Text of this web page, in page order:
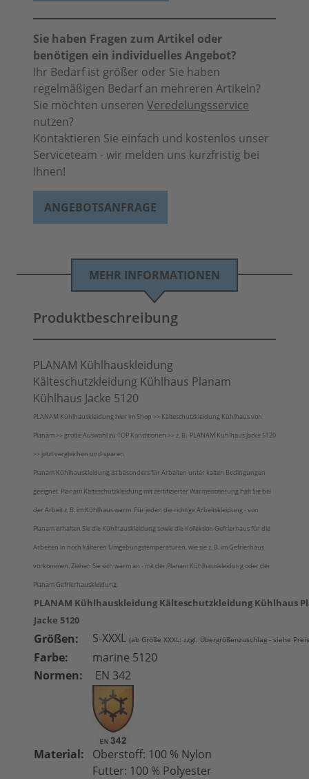
Sie haben Fragen zum Artikel oder
benötigen ein individuelles Angebot?
Ihr Bedarf ist größer oder Sie haben
regelmäßigen Bedarf an mehreren Artikeln?
Sie möchten unseren Veredelungsservice
nutzen?
Kontaktieren Sie einfach und kostenlos unser
Serviceteam - wir melden uns kurzfristig bei
Ihnen!
ANGEBOTSANFRAGE
MEHR INFORMATIONEN
Produktbeschreibung
PLANAM Kühlhauskleidung
Kälteschutzkleidung Kühlhaus Planam
Kühlhaus Jacke 5120
PLANAM Kühlhauskleidung hier im Shop >> Kälteschutzkleidung Kühlhaus von
Planam >> große Auswahl zu TOP Konditionen >> z. B. PLANAM Kühlhaus Jacke 5120
>> jetzt vergleichen und sparen
Planam Kühlhauskleidung ist besonders für Arbeiten unter kalten Bedingungen
geeignet. Planam Kälteschutzkleidung mit zertifizierter Wärmeisolierung hält Sie bei
der Arbeit z. B. im Kühlhaus warm. Für jeden die richtige Arbeitskleidung - von
Planam erhalten Sie die Kühlhauskleidung sowie die Kollektion Gefrierhaus für die
Arbeiten in noch kälteren Umgebungstemperaturen, wie sie z. B. im Gefrierhaus
vorkommen. Ziehen Sie sich warm an - mit der Planam Kühlhauskleidung oder der
Planam Gefrierhauskleidung.
PLANAM Kühlhauskleidung Kälteschutzkleidung Kühlhaus
Jacke 5120
Größen: S-XXXL (ab Größe XXXL: zzgl. Übergrößenzuschlag - siehe
Farbe:
marine 5120
Normen:
EN 342
Material:
Oberstoff: 100 % Nylon
Futter: 100 % Polyester